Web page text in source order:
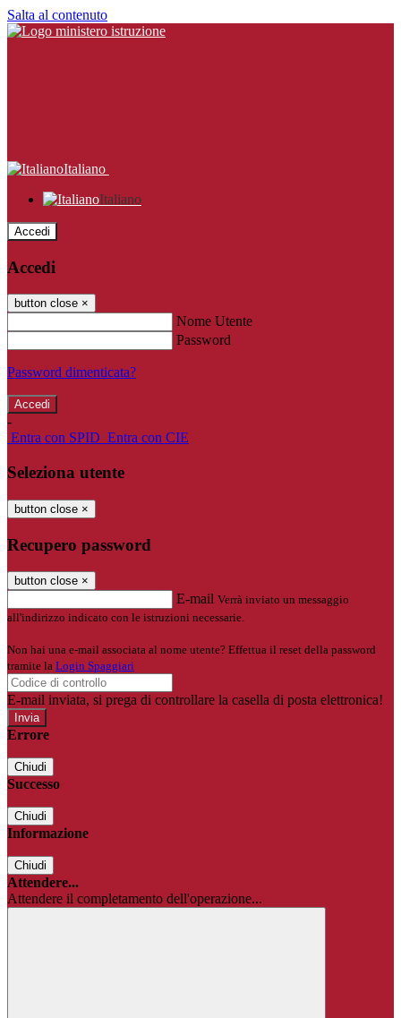
Salta al contenuto
Italiano
Italiano
Accedi
Accedi
button close ×
Nome Utente
Password
Password dimenticata?
-
Entra con SPID Entra con CIE
Seleziona utente
button close ×
Recupero password
button close ×
E-mail Verrà inviato un messaggio
all'indirizzo indicato con le istruzioni necessarie.
Non hai una e-mail associata al nome utente? Effettua il reset della password
tramite la Login Spaggiari
E-mail inviata, si prega di controllare la casella di posta elettronica!
Errore
Chiudi
Successo
Chiudi
Informazione
Chiudi
Attendere...
Attendere il completamento dell'operazione...